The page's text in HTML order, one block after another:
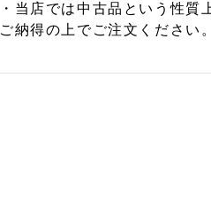
・当店では中古品という性
ご納得の上でご注文ください。